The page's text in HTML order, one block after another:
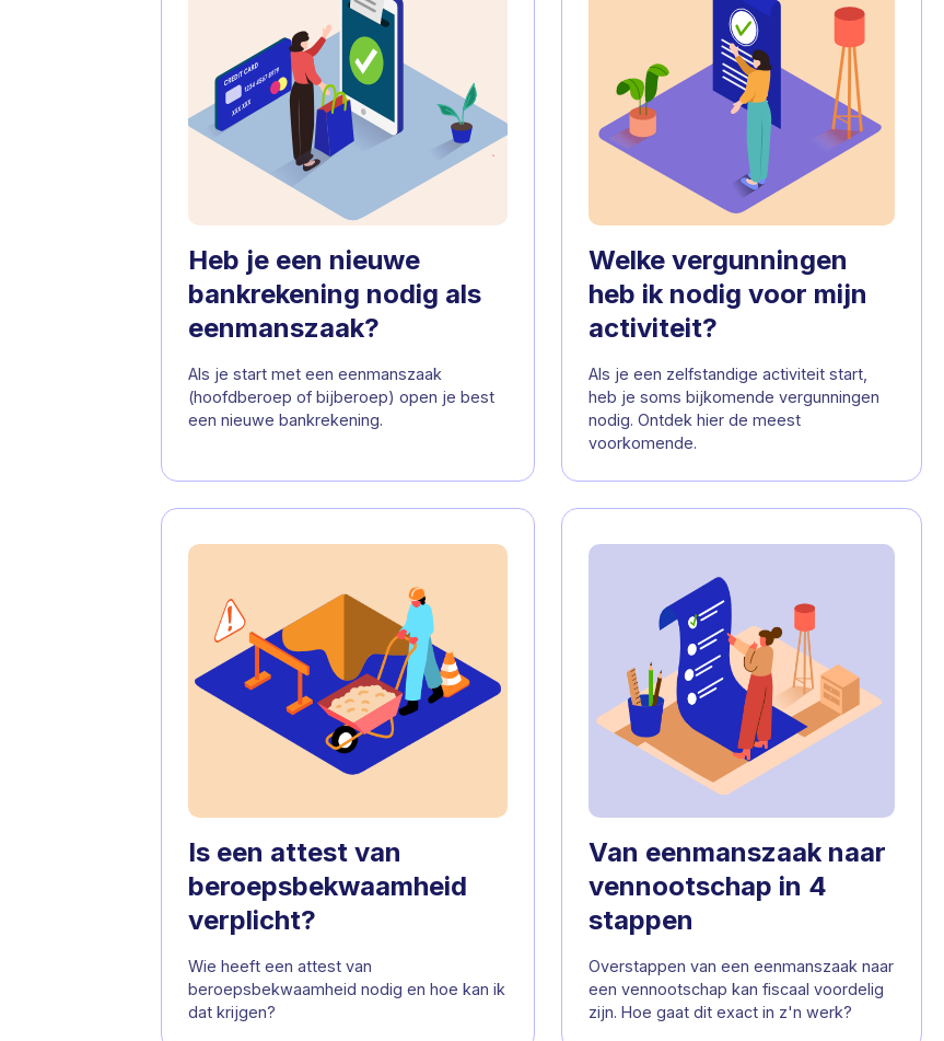
Heb je een nieuwe
bankrekening nodig als
eenmanszaak?
Als je start met een eenmanszaak
(hoofdberoep of bijberoep) open je best
een nieuwe bankrekening.
Welke vergunningen
heb ik nodig voor mijn
activiteit?
Als je een zelfstandige activiteit start,
heb je soms bijkomende vergunningen
nodig. Ontdek hier de meest
voorkomende.
Is een attest van
beroepsbekwaamheid
verplicht?
Wie heeft een attest van
beroepsbekwaamheid nodig en hoe kan ik
dat krijgen?
Van eenmanszaak naar
vennootschap in 4
stappen
Overstappen van een eenmanszaak naar
een vennootschap kan fiscaal voordelig
zijn. Hoe gaat dit exact in z'n werk?